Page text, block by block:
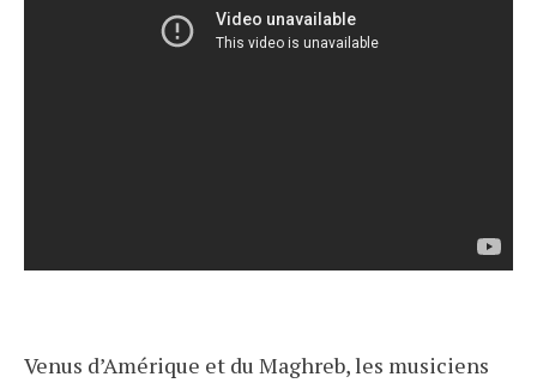
Venus d’Amérique et du Maghreb, les musiciens